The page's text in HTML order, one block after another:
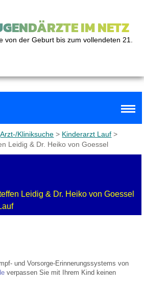
IM NETZ
von der Geburt bis zum vollendeten 21.
Arzt-/Kliniksuche > Kinderarzt Lauf >
Leidig & Dr. Heiko von Goessel
Leidig & Dr. Heiko von Goessel
und Vorsorge-Erinnerungssystems von
verpassen Sie mit Ihrem Kind keinen